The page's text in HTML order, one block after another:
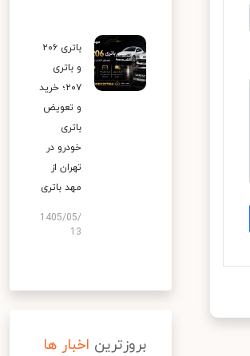
باتری ۲۰۶
و باتری
۲۰۷؛ خرید
و تعویض
باتری
خودرو در
تهران از
مهد باتری
1405/05/
13
بروزترین اخبار ها